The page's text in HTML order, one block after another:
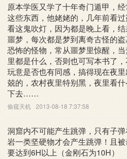
原本学医又学了十年奇门遁甲，
这些东西，他姥姥的，几年前看
看这鬼吹灯，因为都是晚上看，
噩梦，每次都是梦到离奇古怪的
恐怖的怪物，常从噩梦里惊醒，
里都是什么，否则也可写本书了
玩意是否也有同感，搞得现在夜
兢的，农村夜里特别黑，夜里看
下去……
偷窥天机 2013-08-18 7:37:58
洞窟内不可能产生跳弹，只有子
岩一类坚硬物才会产生跳弹！且
要达到6H以上（金刚石为10H）